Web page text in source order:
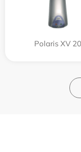
Polaris XV 20